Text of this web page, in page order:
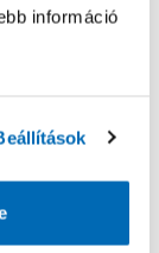
információ